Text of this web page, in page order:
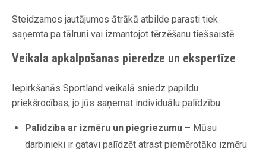
Steidzamos jautājumos ātrākā atbilde parasti tiek
saņemta pa tālruni vai izmantojot tērzēšanu tiešsaistē.
Veikala apkalpošanas pieredze un ekspertīze
Iepirkšanās Sportland veikalā sniedz papildu
priekšrocības, jo jūs saņemat individuālu palīdzību:
Palīdzība ar izmēru un piegriezumu – Mūsu
darbinieki ir gatavi palīdzēt atrast piemērotāko izmēru